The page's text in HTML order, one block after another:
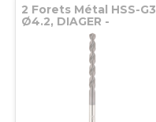
2 Forets Métal HSS-G3
Ø4.2, DIAGER -